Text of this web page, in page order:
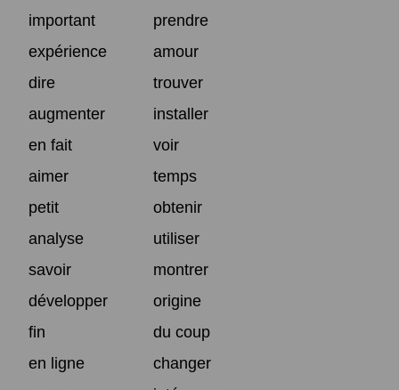
important
prendre
expérience
amour
dire
trouver
augmenter
installer
en fait
voir
aimer
temps
petit
obtenir
analyse
utiliser
savoir
montrer
développer
origine
fin
du coup
en ligne
changer